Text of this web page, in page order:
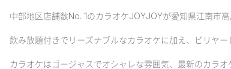
中部地区店舗数No. 1のカラオケJOYJOYが愛知県江南市
飲み放題付きでリーズナブルなカラオケに加え、ビリヤー
カラオケはゴージャスでオシャレな雰囲気、最新のカラオ